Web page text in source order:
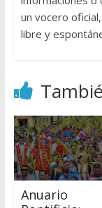
un vocero
libre y
Anuario